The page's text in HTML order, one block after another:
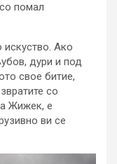
помал
Ако
дури и под
свое битие,
со
Жижек, е
ви се